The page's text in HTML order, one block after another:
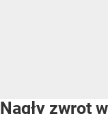
Nagły zwrot